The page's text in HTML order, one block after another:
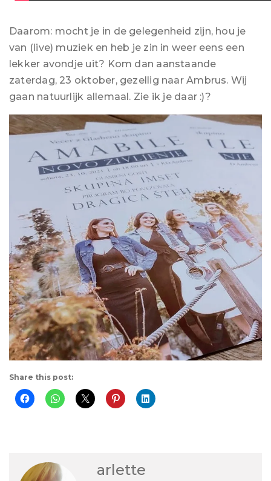
Daarom: mocht je in de gelegenheid zijn, hou je
van (live) muziek en heb je zin in weer eens een
lekker avondje uit? Kom dan aanstaande
zaterdag, 23 oktober, gezellig naar Ambrus. Wij
gaan natuurlijk allemaal. Zie ik je daar :)?
Share this post:
arlette